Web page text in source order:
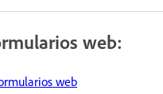
web:
web